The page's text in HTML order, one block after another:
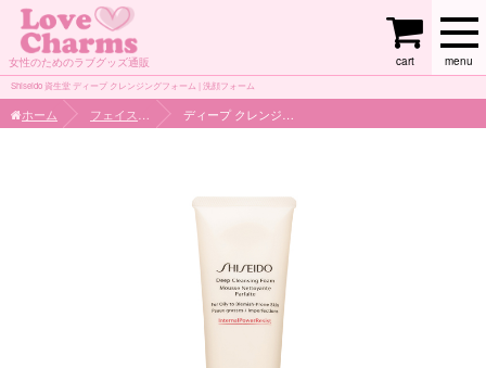
女性のためのラブグッズ通販 menu
cart
Shiseido 資生堂 ディープ クレンジングフォーム | 洗顔フォーム
ホーム